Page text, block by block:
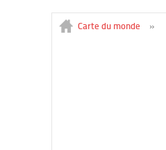
Carte du monde »